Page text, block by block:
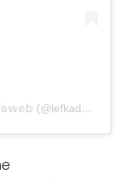
Ein Beitrag geteilt von 𝕃𝕖𝕗𝕜𝕒𝕕𝕒 𝕀𝕟𝕗𝕠𝕨𝕖𝕓 (@lefkadainfoweb)